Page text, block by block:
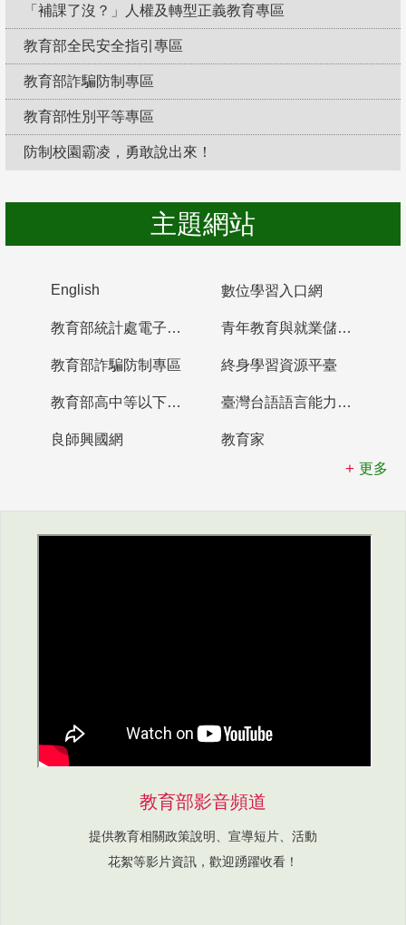
「補課了沒？」人權及轉型正義教育專區
教育部全民安全指引專區
教育部詐騙防制專區
教育部性別平等專區
防制校園霸凌，勇敢說出來！
主題網站
English 數位學習入口網
教育部統計處電子書櫃 青年教育與就業儲蓄帳戶
教育部詐騙防制專區 終身學習資源平臺
教育部高中等以下學校及幼兒園教師資格檢定考試 臺灣台語語言能力認證網站
良師興國網
教育家
更多
教育部影音頻道
提供教育相關政策說明、宣導短片、活動
花絮等影片資訊，歡迎踴躍收看！